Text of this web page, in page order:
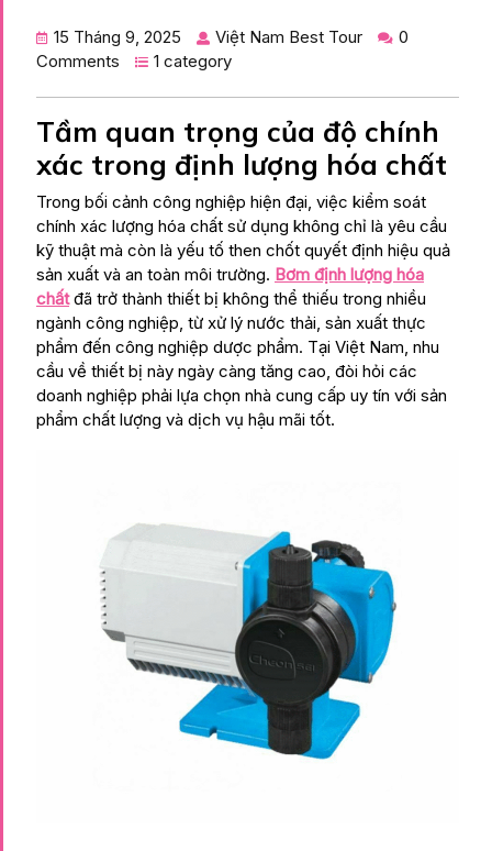
15 Tháng 9, 2025 Việt Nam Best Tour
0
Comments
1 category
Tầm quan trọng của độ chính
xác trong định lượng hóa chất
Trong bối cảnh công nghiệp hiện đại, việc kiểm soát
chính xác lượng hóa chất sử dụng không chỉ là yêu cầu
kỹ thuật mà còn là yếu tố then chốt quyết định hiệu quả
sản xuất và an toàn môi trường. Bơm định lượng hóa
chấtđã trở thành thiết bị không thể thiếu trong nhiều
ngành công nghiệp, từ xử lý nước thải, sản xuất thực
phẩm đến công nghiệp dược phẩm. Tại Việt Nam, nhu
cầu về thiết bị này ngày càng tăng cao, đòi hỏi các
doanh nghiệp phải lựa chọn nhà cung cấp uy tín với sản
phẩm chất lượng và dịch vụ hậu mãi tốt.